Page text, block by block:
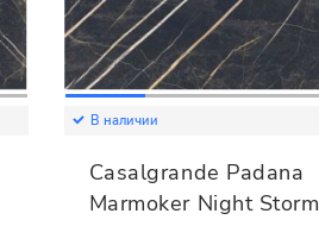
В наличии
Casalgrande Padana
Marmoker Night Storm